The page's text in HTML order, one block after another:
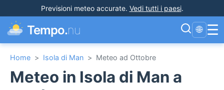
Previsioni meteo accurate. Vedi tutti i paesi.
Tempo.nu 🌐 ☰
Home > Isola di Man > Meteo ad Ottobre
Meteo in Isola di Man a